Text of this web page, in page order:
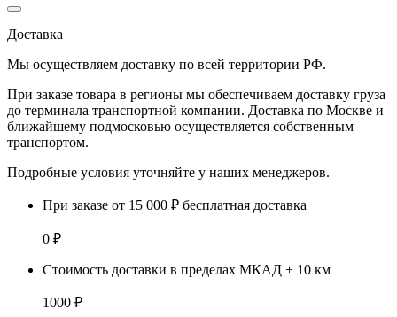
Доставка
Мы осуществляем доставку по всей территории РФ.
При заказе товара в регионы мы обеспечиваем доставку груза
до терминала транспортной компании. Доставка по Москве и
ближайшему подмосковью осуществляется собственным
транспортом.
Подробные условия уточняйте у наших менеджеров.
При заказе от 15 000 ₽ бесплатная доставка
0 ₽
Стоимость доставки в пределах МКАД + 10 км
1000 ₽